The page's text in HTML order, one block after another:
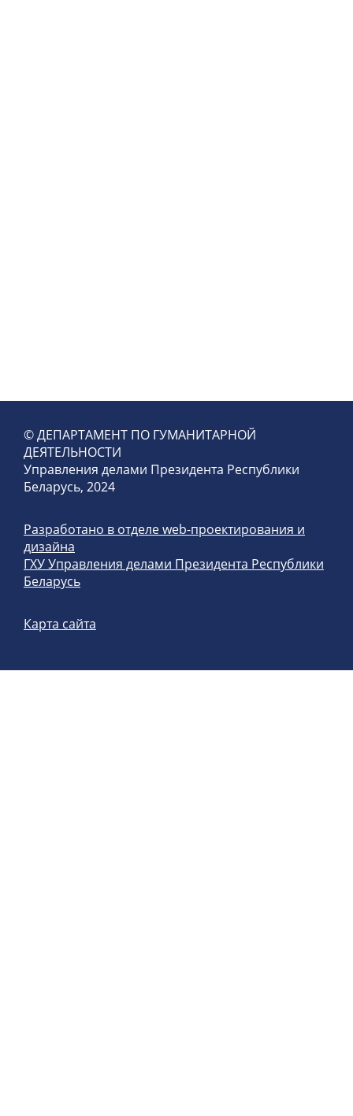
© ДЕПАРТАМЕНТ ПО ГУМАНИТАРНОЙ
ДЕЯТЕЛЬНОСТИ
Управления делами Президента Республики
Беларусь, 2024
Разработано в отделе web-проектирования и
дизайна
ГХУ Управления делами Президента Республики
Беларусь
Карта сайта